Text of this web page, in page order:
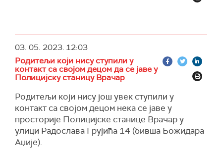
подршка, посебно у образовном систему.
Како се наводи, не сме да се заборави значај
правде за децу - она не могу бити ухапшена
или кривично гоњена на исти начин као
одрасле особе и по закону имају право на
посебну бригу и заштиту.
УНИЦЕФ такође позива грађане и медије да
се уздрже од постављања или прослеђивања
фотографија и видео-снимака у вези са овим
насилним догађајем, јер то може додатно
03. 05. 2023. 12:03
Родитељи који нису ступили у
контакт са својом децом да се јаве у
Полицијску станицу Врачар
Родитељи који нису још увек ступили у
контакт са својом децом нека се јаве у
просторије Полицијске станице Врачар у
улици Радослава Грујића 14 (бивша Божидара
Аџије).